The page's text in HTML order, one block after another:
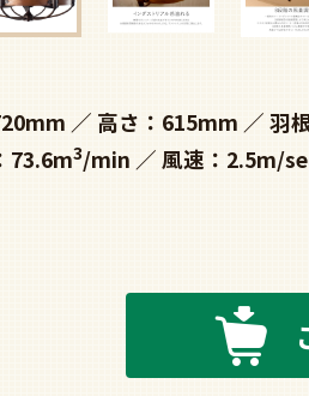
高さ：615mm 羽
73.6m3/min 風速：2.5m/